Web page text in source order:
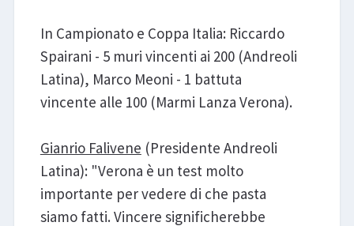
In Campionato e Coppa Italia: Riccardo
Spairani - 5 muri vincenti ai 200 (Andreoli
Latina), Marco Meoni - 1 battuta
vincente alle 100 (Marmi Lanza Verona).
Gianrio Falivene (Presidente Andreoli
Latina): "Verona è un test molto
importante per vedere di che pasta
siamo fatti. Vincere significherebbe